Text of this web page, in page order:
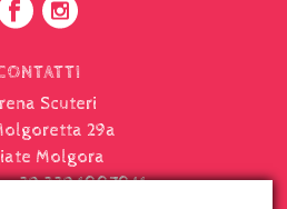
Scuteri
29a
Molgora
+39 339 1007041